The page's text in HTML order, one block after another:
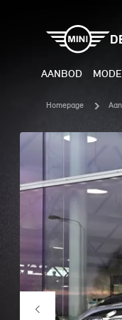
AANBOD
MINI
Homepage